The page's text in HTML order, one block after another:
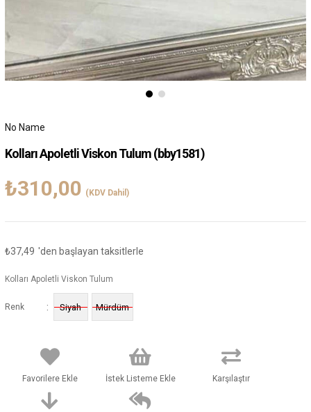
No Name
Kolları Apoletli Viskon Tulum(bby1581)
₺310,00 (KDV Dahil)
₺37,49 'den başlayan taksitlerle
Kolları Apoletli Viskon Tulum
Renk : Siyah Mürdüm
Favorilere Ekle İstek Listeme Ekle Karşılaştır